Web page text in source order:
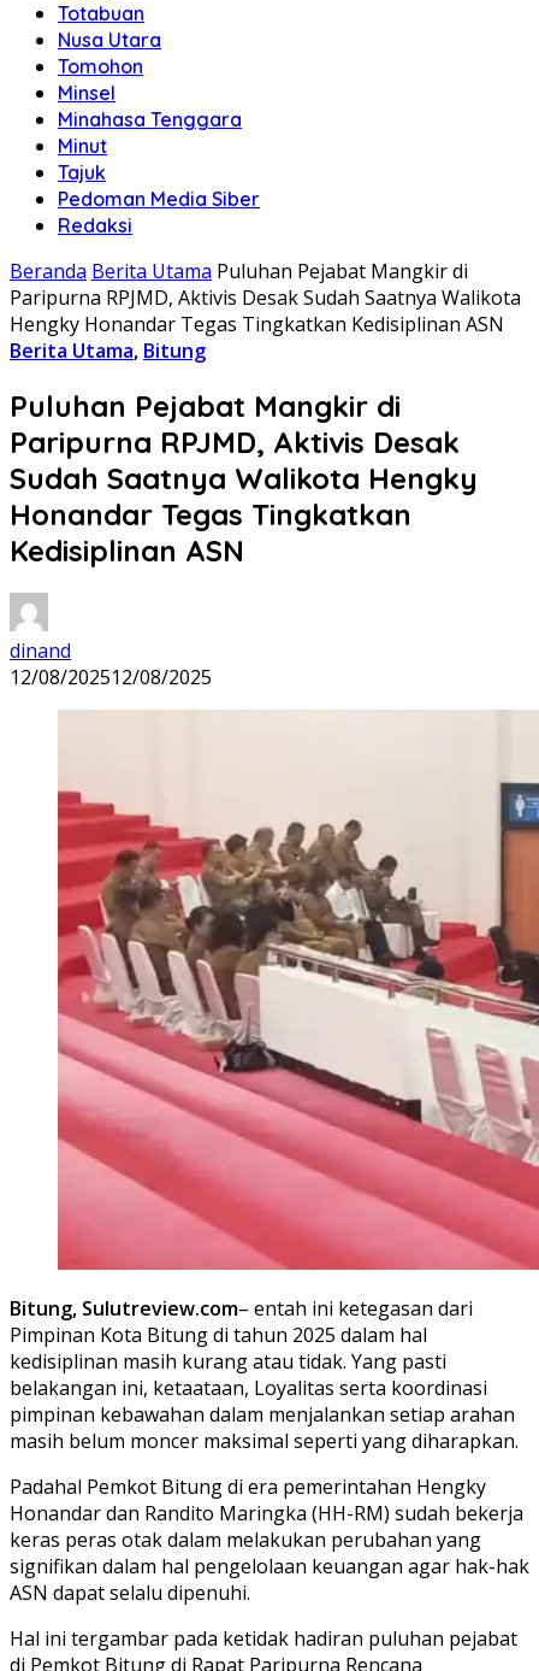
Totabuan
Nusa Utara
Tomohon
Minsel
Minahasa Tenggara
Minut
Tajuk
Pedoman Media Siber
Redaksi
Beranda Berita Utama Puluhan Pejabat Mangkir di
Paripurna RPJMD, Aktivis Desak Sudah Saatnya Walikota
Hengky Honandar Tegas Tingkatkan Kedisiplinan ASN
Berita Utama, Bitung
Puluhan Pejabat Mangkir di
Paripurna RPJMD, Aktivis Desak
Sudah Saatnya Walikota Hengky
Honandar Tegas Tingkatkan
Kedisiplinan ASN
dinand
12/08/202512/08/2025
Bitung, Sulutreview.com– entah ini ketegasan dari
Pimpinan Kota Bitung di tahun 2025 dalam hal
kedisiplinan masih kurang atau tidak. Yang pasti
belakangan ini, ketaataan, Loyalitas serta koordinasi
pimpinan kebawahan dalam menjalankan setiap arahan
masih belum moncer maksimal seperti yang diharapkan.
Padahal Pemkot Bitung di era pemerintahan Hengky
Honandar dan Randito Maringka (HH-RM) sudah bekerja
keras peras otak dalam melakukan perubahan yang
signifikan dalam hal pengelolaan keuangan agar hak-hak
ASN dapat selalu dipenuhi.
Hal ini tergambar pada ketidak hadiran puluhan pejabat
di Pemkot Bitung di Rapat Paripurna Rencana